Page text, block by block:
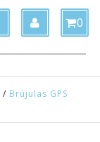
0
/ Brújulas GPS
x
x